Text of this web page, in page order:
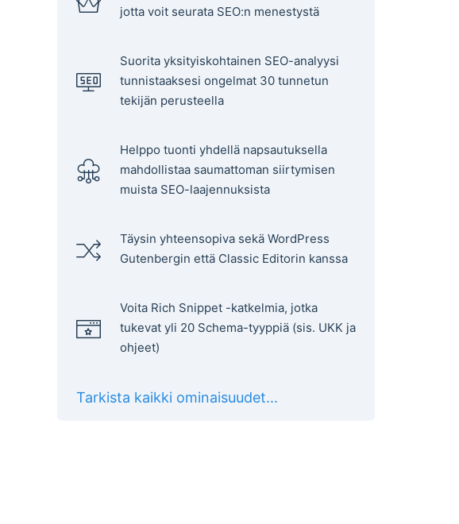
jotta voit seurata SEO:n menestystä
Suorita yksityiskohtainen SEO-analyysi
tunnistaaksesi ongelmat 30 tunnetun
tekijän perusteella
Helppo tuonti yhdellä napsautuksella
mahdollistaa saumattoman siirtymisen
muista SEO-laajennuksista
Täysin yhteensopiva sekä WordPress
Gutenbergin että Classic Editorin kanssa
Voita Rich Snippet -katkelmia, jotka
tukevat yli 20 Schema-tyyppiä (sis. UKK ja
ohjeet)
Tarkista kaikki ominaisuudet...